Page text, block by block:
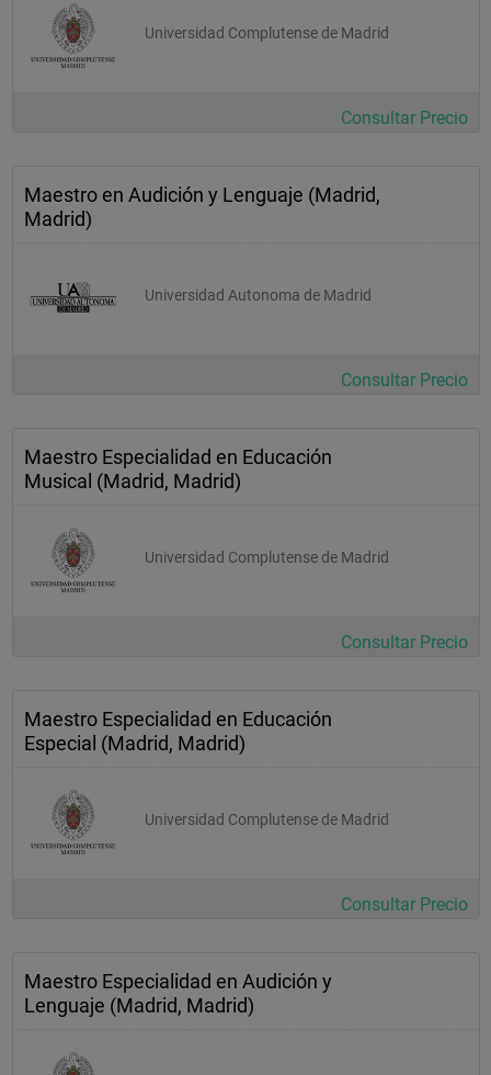
Universidad Complutense de Madrid
Consultar Precio
Maestro en Audición y Lenguaje (Madrid,
Madrid)
Universidad Autonoma de Madrid
Consultar Precio
Maestro Especialidad en Educación
Musical (Madrid, Madrid)
Universidad Complutense de Madrid
Consultar Precio
Maestro Especialidad en Educación
Especial (Madrid, Madrid)
Universidad Complutense de Madrid
Consultar Precio
Maestro Especialidad en Audición y
Lenguaje (Madrid, Madrid)